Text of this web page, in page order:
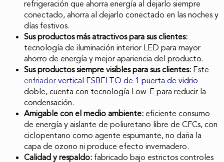
refrigeración que ahorra energía al dejarlo siempre
conectado, ahorra al dejarlo conectado en las noches y
días festivos.
Sus productos más atractivos para sus clientes:
tecnología de iluminación interior LED para mayor
ahorro de energía y mejor apariencia del producto.
Sus productos siempre visibles para sus clientes: Este
enfriadorvertical ESBELTO de 1 puerta de vidrio
doble, cuenta con tecnología Low-E para reducir la
condensación.
Amigable con el medio ambiente:eficiente consumo
de energía y aislante de poliuretano libre de CFCs, con
ciclopentano como agente espumante, no daña la
capa de ozono ni produce efecto invernadero.
Calidad y respaldo: fabricado bajo estrictos controles